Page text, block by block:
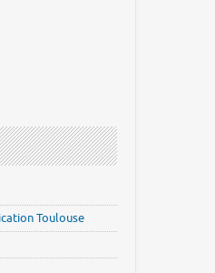
Toulouse